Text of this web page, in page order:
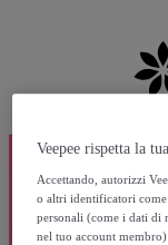
Veepee rispetta la
Accettando, autorizzi
o altri identificatori
personali (come i dati
nel tuo account